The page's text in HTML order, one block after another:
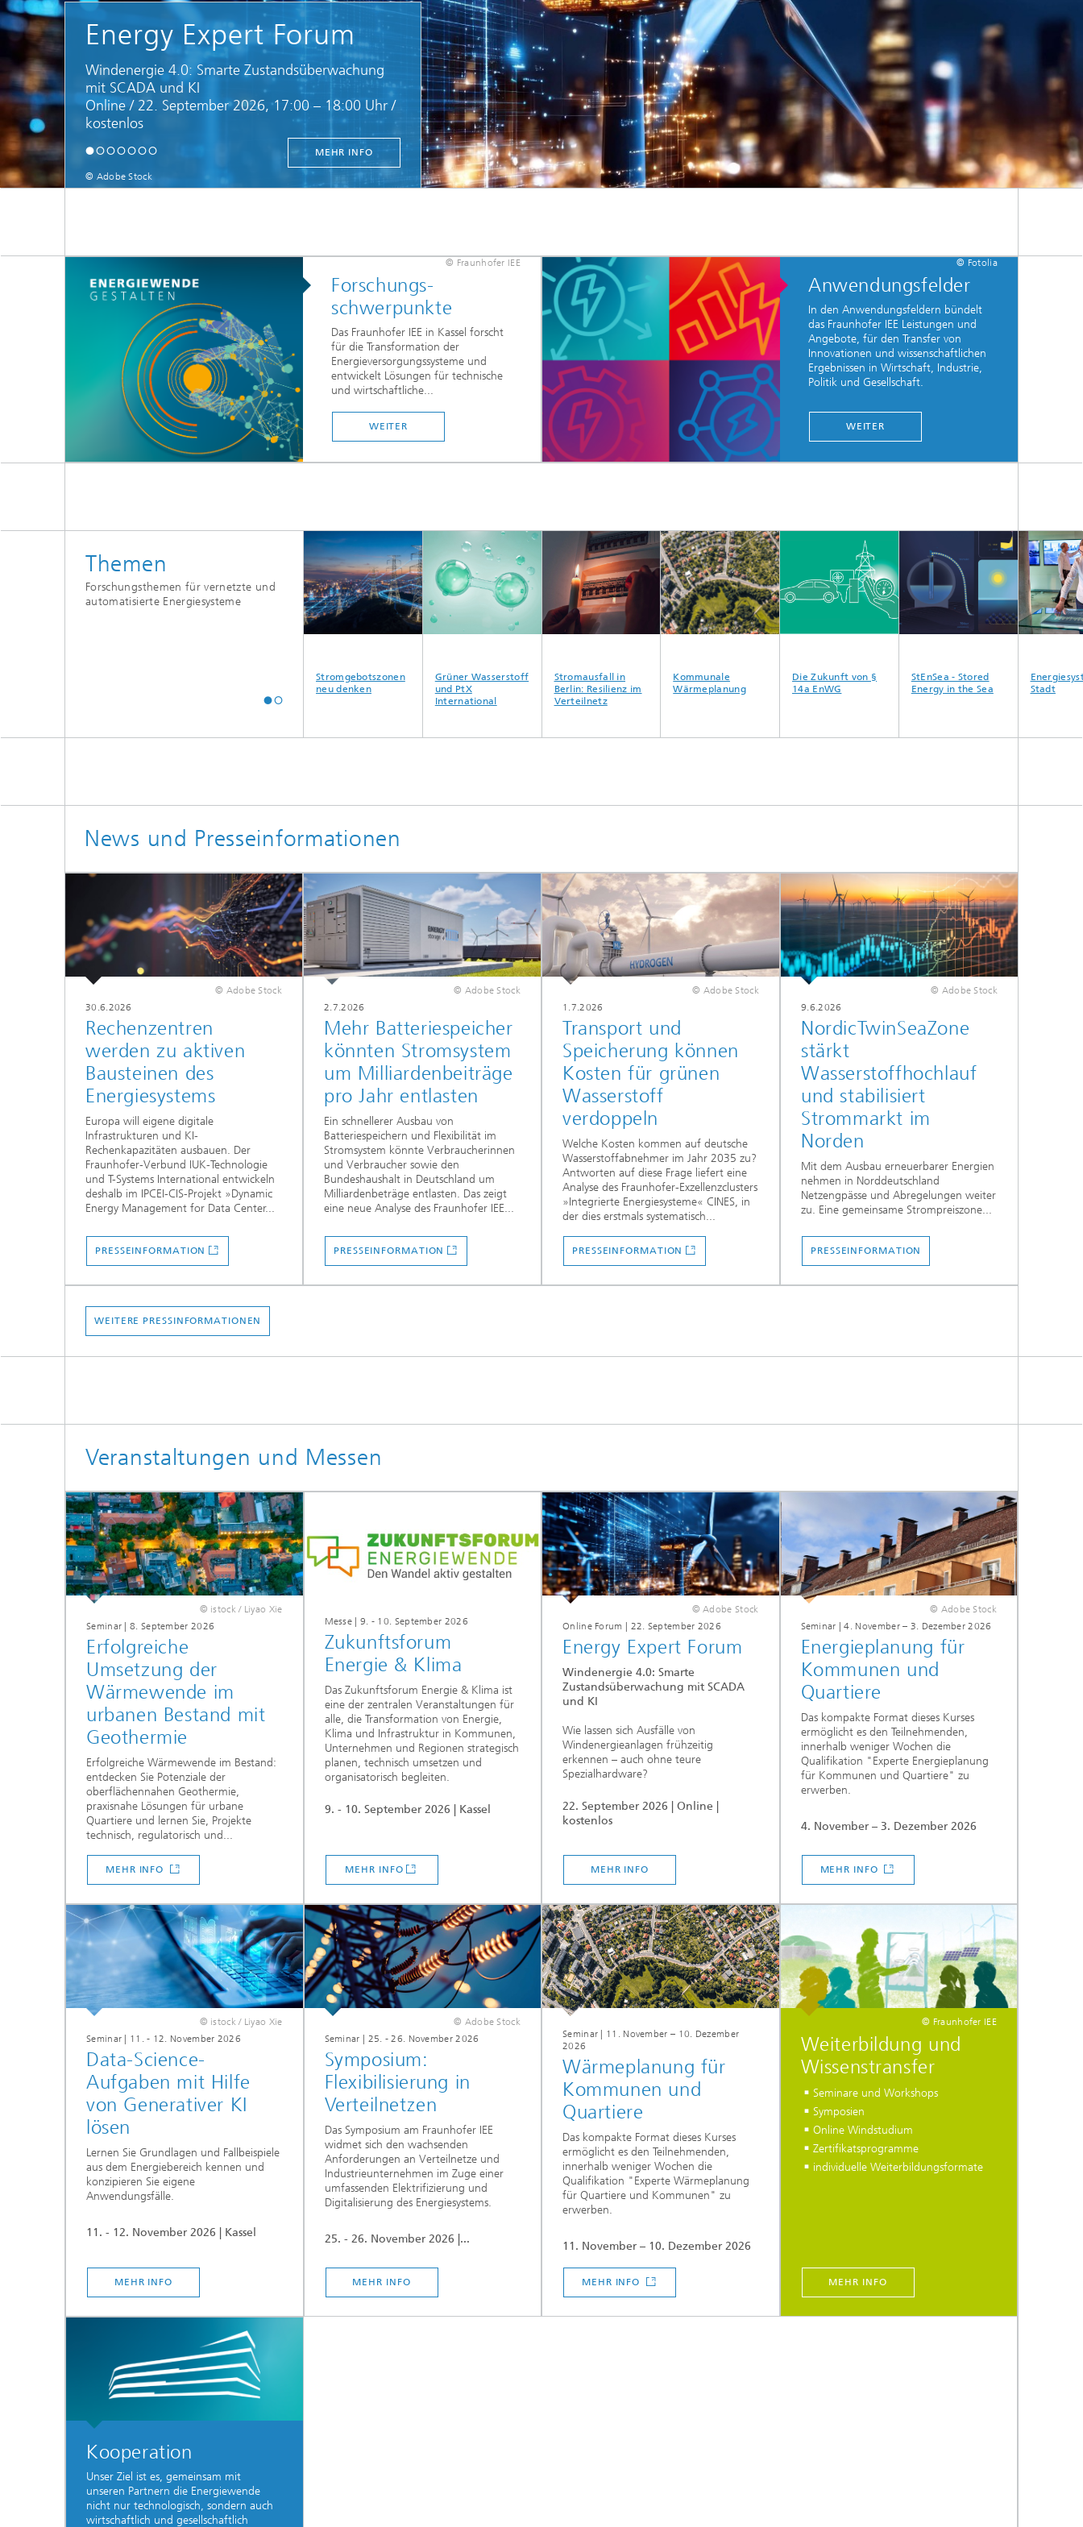
Energy Expert Forum
Windenergie 4.0: Smarte Zustandsüberwachung
mit SCADA und KI
Online / 22. September 2026, 17:00 – 18:00 Uhr /
kostenlos
MEHR INFO
© Adobe Stock
© Fraunhofer IEE
Forschungs-
schwerpunkte
Das Fraunhofer IEE in Kassel forscht
für die Transformation der
Energieversorgungssysteme und
entwickelt Lösungen für technische
und wirtschaftliche...
WEITER
© Fotolia
Anwendungsfelder
In den Anwendungsfeldern bündelt
das Fraunhofer IEE Leistungen und
Angebote, für den Transfer von
Innovationen und wissenschaftlichen
Ergebnissen in Wirtschaft, Industrie,
Politik und Gesellschaft.
WEITER
Themen
Forschungsthemen für vernetzte und
automatisierte Energiesysteme
Stromgebotszonen
neu denken
Grüner Wasserstoff
und PtX
International
Stromausfall in
Berlin: Resilienz im
Verteilnetz
Kommunale
Wärmeplanung
Die Zukunft von §
14a EnWG
StEnSea - Stored
Energy in the Sea
Stadt
News und Presseinformationen
© Adobe Stock
30.6.2026
Rechenzentren
werden zu aktiven
Bausteinen des
Energiesystems
Europa will eigene digitale
Infrastrukturen und KI-
Rechenkapazitäten ausbauen. Der
Fraunhofer-Verbund IUK-Technologie
und T-Systems International entwickeln
deshalb im IPCEI-CIS-Projekt »Dynamic
Energy Management for Data Center...
PRESSEINFORMATION
© Adobe Stock
2.7.2026
Mehr Batteriespeicher
könnten Stromsystem
um Milliardenbeiträge
pro Jahr entlasten
Ein schnellerer Ausbau von
Batteriespeichern und Flexibilität im
Stromsystem könnte Verbraucherinnen
und Verbraucher sowie den
Bundeshaushalt in Deutschland um
Milliardenbeträge entlasten. Das zeigt
eine neue Analyse des Fraunhofer IEE...
PRESSEINFORMATION
© Adobe Stock
1.7.2026
Transport und
Speicherung können
Kosten für grünen
Wasserstoff
verdoppeln
Welche Kosten kommen auf deutsche
Wasserstoffabnehmer im Jahr 2035 zu?
Antworten auf diese Frage liefert eine
Analyse des Fraunhofer-Exzellenzclusters
»Integrierte Energiesysteme« CINES, in
der dies erstmals systematisch...
PRESSEINFORMATION
© Adobe Stock
9.6.2026
NordicTwinSeaZone
stärkt
Wasserstoffhochlauf
und stabilisiert
Strommarkt im
Norden
Mit dem Ausbau erneuerbarer Energien
nehmen in Norddeutschland
Netzengpässe und Abregelungen weiter
zu. Eine gemeinsame Strompreiszone...
PRESSEINFORMATION
WEITERE PRESSINFORMATIONEN
Veranstaltungen und Messen
© istock / Liyao Xie
Seminar | 8. September 2026
Erfolgreiche
Umsetzung der
Wärmewende im
urbanen Bestand mit
Geothermie
Erfolgreiche Wärmewende im Bestand:
entdecken Sie Potenziale der
oberflächennahen Geothermie,
praxisnahe Lösungen für urbane
Quartiere und lernen Sie, Projekte
technisch, regulatorisch und...
MEHR INFO
Messe | 9. - 10. September 2026
Zukunftsforum
Energie & Klima
Das Zukunftsforum Energie & Klima ist
eine der zentralen Veranstaltungen für
alle, die Transformation von Energie,
Klima und Infrastruktur in Kommunen,
Unternehmen und Regionen strategisch
planen, technisch umsetzen und
organisatorisch begleiten.
9. - 10. September 2026 | Kassel
MEHR INFO
© Adobe Stock
Online Forum | 22. September 2026
Energy Expert Forum
Windenergie 4.0: Smarte
Zustandsüberwachung mit SCADA
und KI
Wie lassen sich Ausfälle von
Windenergieanlagen frühzeitig
erkennen – auch ohne teure
Spezialhardware?
22. September 2026 | Online |
kostenlos
MEHR INFO
© Adobe Stock
Seminar | 4. November – 3. Dezember 2026
Energieplanung für
Kommunen und
Quartiere
Das kompakte Format dieses Kurses
ermöglicht es den Teilnehmenden,
innerhalb weniger Wochen die
Qualifikation "Experte Energieplanung
für Kommunen und Quartiere" zu
erwerben.
4. November – 3. Dezember 2026
MEHR INFO
© istock / Liyao Xie
Seminar | 11. - 12. November 2026
Data-Science-
Aufgaben mit Hilfe
von Generativer KI
lösen
Lernen Sie Grundlagen und Fallbeispiele
aus dem Energiebereich kennen und
konzipieren Sie eigene
Anwendungsfälle.
11. - 12. November 2026 | Kassel
MEHR INFO
© Adobe Stock
Seminar | 25. - 26. November 2026
Symposium:
Flexibilisierung in
Verteilnetzen
Das Symposium am Fraunhofer IEE
widmet sich den wachsenden
Anforderungen an Verteilnetze und
Industrieunternehmen im Zuge einer
umfassenden Elektrifizierung und
Digitalisierung des Energiesystems.
25. - 26. November 2026 |...
MEHR INFO
Seminar | 11. November – 10. Dezember
2026
Wärmeplanung für
Kommunen und
Quartiere
Das kompakte Format dieses Kurses
ermöglicht es den Teilnehmenden,
innerhalb weniger Wochen die
Qualifikation "Experte Wärmeplanung
für Quartiere und Kommunen" zu
erwerben.
11. November – 10. Dezember 2026
MEHR INFO
© Fraunhofer IEE
Weiterbildung und
Wissenstransfer
Seminare und Workshops
Symposien
Online Windstudium
Zertifikatsprogramme
individuelle Weiterbildungsformate
MEHR INFO
Kooperation
Unser Ziel ist es, gemeinsam mit
unseren Partnern die Energiewende
nicht nur technologisch, sondern auch
wirtschaftlich und gesellschaftlich